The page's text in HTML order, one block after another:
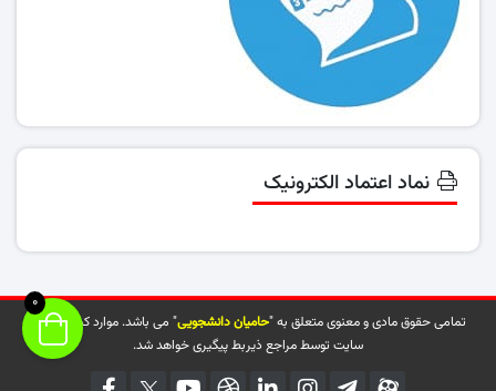
نماد اعتماد الکترونیک
تمامی حقوق مادی و معنوی متعلق به "حامیان دانشجویی" می باشد. موارد کپی شده از
سایت توسط مراجع ذیربط پیگیری خواهد شد.
0